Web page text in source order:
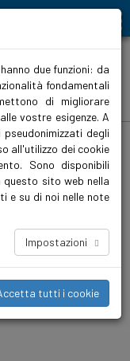
linea > non regolate
>
a portata costante,
di
ampia e ben
la pompa giusta
due funzioni: da
fondamentali
di migliorare
vostre esigenze. A
degli
all'utilizzo dei cookie
Sono disponibili
questo sito web nella
e su di noi nelle note
Impostazioni
tutti i cookie